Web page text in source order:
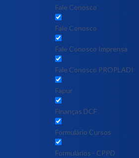
Fale Conosco
Fale Conosco
Fale Conosco Imprensa
Fale Conosco PROPLADI
Fapur
Finanças DCF
Formulário Cursos
Formulários - CPPD